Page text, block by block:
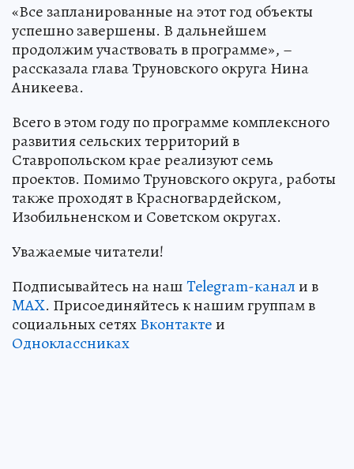
«Все запланированные на этот год объекты
успешно завершены. В дальнейшем
продолжим участвовать в программе», –
рассказала глава Труновского округа Нина
Аникеева.
Всего в этом году по программе комплексного
развития сельских территорий в
Ставропольском крае реализуют семь
проектов. Помимо Труновского округа, работы
также проходят в Красногвардейском,
Изобильненском и Советском округах.
Уважаемые читатели!
Подписывайтесь на нашTelegram-канали в
MAX. Присоединяйтесь к нашим группам в
социальных сетяхВконтактеи
Одноклассниках